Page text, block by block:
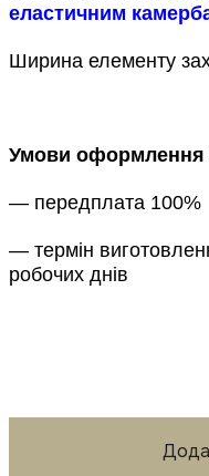
еластичним
Ширина елементу
Умови оформлення
— передплата 100%
— термін
робочих днів